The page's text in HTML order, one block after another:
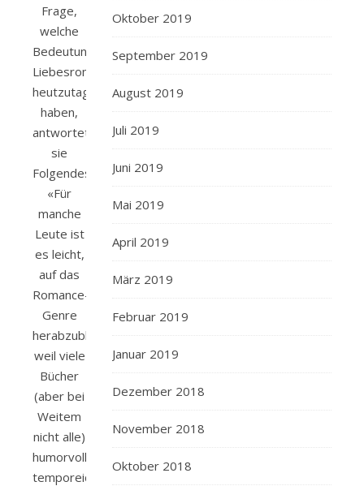
Frage,
welche
Bedeutung
Liebesromane
heutzutage
haben,
antwortete
sie
Folgendes:
«Für
manche
Leute ist
es leicht,
auf das
Romance-
Genre
herabzublicken,
weil viele
Bücher
(aber bei
Weitem
nicht alle)
humorvoll,
temporeich
Oktober 2019
September 2019
August 2019
Juli 2019
Juni 2019
Mai 2019
April 2019
März 2019
Februar 2019
Januar 2019
Dezember 2018
November 2018
Oktober 2018